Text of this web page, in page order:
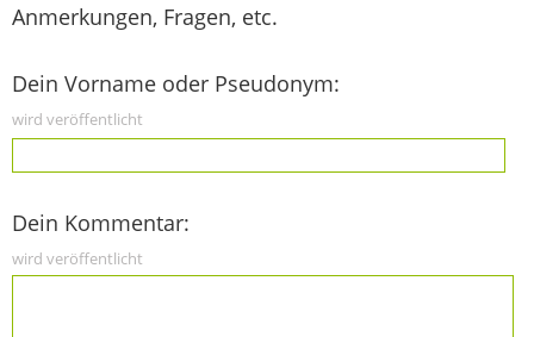
Anmerkungen, Fragen, etc.
Dein Vorname oder Pseudonym:
wird veröffentlicht
Dein Kommentar:
wird veröffentlicht